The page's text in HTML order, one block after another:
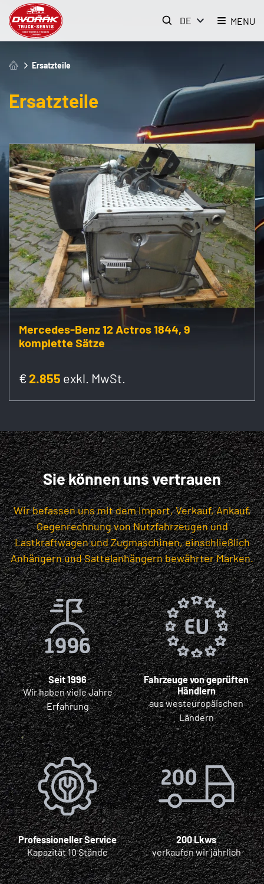
MENU
DE
Ersatzteile
Ersatzteile
Mercedes-Benz 12 Actros 1844, 9
komplette Sätze
€2.855 exkl. MwSt.
Sie können uns vertrauen
Wir befassen uns mit dem Import, Verkauf, Ankauf,
Gegenrechnung von Nutzfahrzeugen und
Lastkraftwagen und Zugmaschinen, einschließlich
Anhängern und Sattelanhängern bewährter Marken.
Seit 1996
Wir haben viele Jahre
Erfahrung
Fahrzeuge von geprüften
Händlern
aus westeuropäischen
Ländern
Professioneller Service
Kapazität 10 Stände
200 Lkws
verkaufen wir jährlich